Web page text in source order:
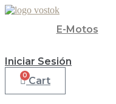
Ir
E-Motos
Iniciar Sesión
0 Cart